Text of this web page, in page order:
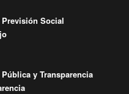
Social
y Transparencia